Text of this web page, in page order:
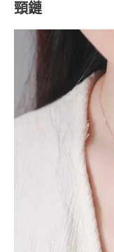
頸鏈